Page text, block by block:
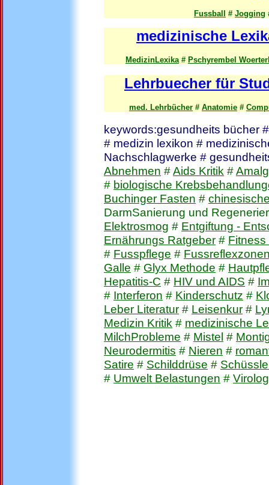
Fussball # Jogging
medizinische
MedizinLexika# Pschyrembel
Lehrbuecher für
med. Lehrbücher # Anatomie #
keywords:gesundheits bücher
# medizin lexikon #
Nachschlagwerke #
Abnehmen #Aids Kritik #
# biologische
Buchinger Fasten #
DarmSanierung und
Elektrosmog # Entgiftung -
Ernährungs Ratgeber #
# Fusspflege #
Galle # Glyx Methode #
Hepatitis-C # HIV und AIDS #
# Interferon # Kinderschutz #
Leber Literatur # Leisenkur #
Medizin Kritik # medizinische
MilchProbleme # Mistel #
Neurodermitis # Nieren #
Satire # Schilddrüse #
# Umwelt Belastungen #